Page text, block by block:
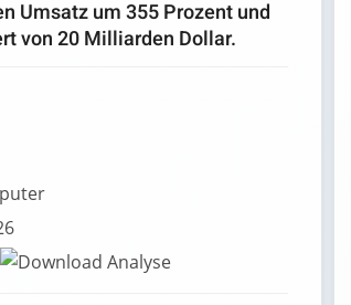
Umsatz um 355 Prozent und
von 20 Milliarden Dollar.